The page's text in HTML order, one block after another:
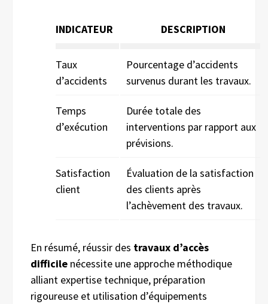
INDICATEUR DESCRIPTION
Taux
d’accidents
Pourcentage d’accidents
survenus durant les travaux.
Temps
d’exécution
Durée totale des
interventions par rapport aux
prévisions.
Satisfaction
client
Évaluation de la satisfaction
des clients après
l’achèvement des travaux.
En résumé, réussir des travaux d’accès
difficile nécessite une approche méthodique
alliant expertise technique, préparation
rigoureuse et utilisation d’équipements